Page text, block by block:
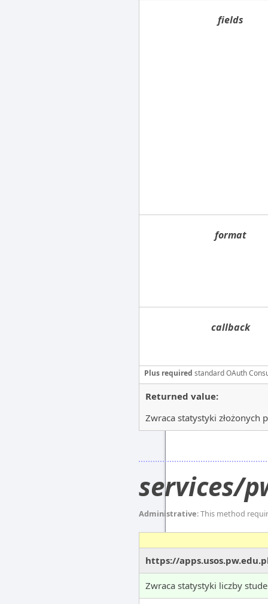
fields
format
callback
Plus required standard OAuth
Returned value:
Zwraca statystyki złożonych
services/
Administrative: This method
https://
Zwraca statystyki liczby